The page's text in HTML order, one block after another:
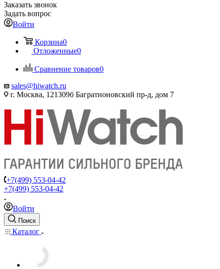
Заказать звонок
Задать вопрос
Войти
Корзина0
Отложенные0
Сравнение товаров0
sales@hiwatch.ru
г. Москва, 121309б Багратионовский пр-д, дом 7
+7(499) 553-04-42
+7(499) 553-04-42
Войти
Поиск
Каталог